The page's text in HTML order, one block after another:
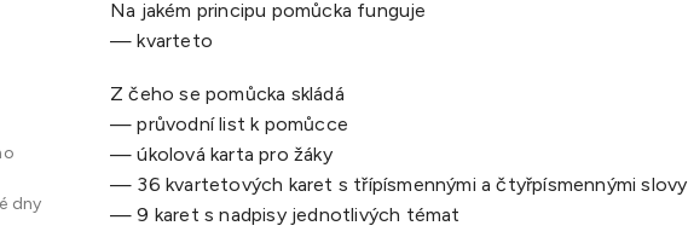
dny
Na jakém principu pomůcka funguje
— kvarteto
Z čeho se pomůcka skládá
—průvodní list k pomůcce
—úkolová karta pro žáky
— 36 kvartetových karet s třípísmennými a čtyřpísmennými slovy
—9 karet s nadpisy jednotlivých témat